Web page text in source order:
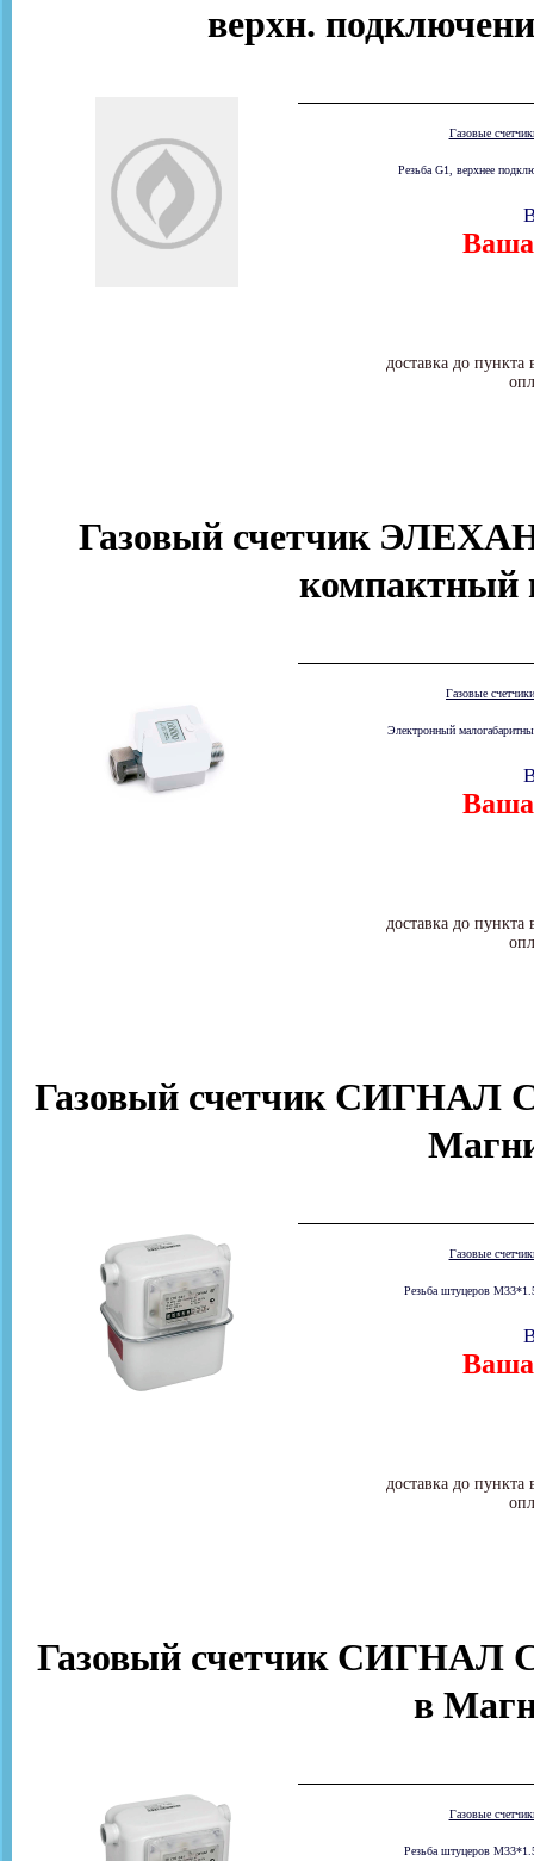
верхн.
Газовые
Резьба G1, верхнее
Ваша
доставка до
Газовый счетчик
компактный
Газовые
Электронный
Ваша
доставка до
Газовый счетчик СИГНАЛ
Газовые
Резьба штуцеров
Ваша
доставка до
Газовый счетчик СИГНАЛ
в
Газовые
Резьба штуцеров